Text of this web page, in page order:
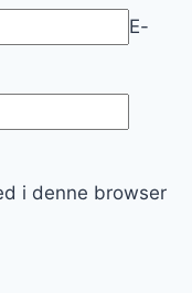
E-
i denne browser